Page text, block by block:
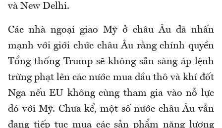
và New Delhi.
Các nhà ngoại giao Mỹ ở châu Âu đã nhấn
mạnh với giới chức châu Âu rằng chính quyền
Tổng thống Trump sẽ không sẵn sàng áp lệnh
trừng phạt lên các nước mua dầu thô và khí đốt
Nga nếu EU không cùng tham gia vào nỗ lực
đó với Mỹ. Chưa kể, một số nước châu Âu vẫn
đang tiếp tục mua các sản phẩm năng lượng